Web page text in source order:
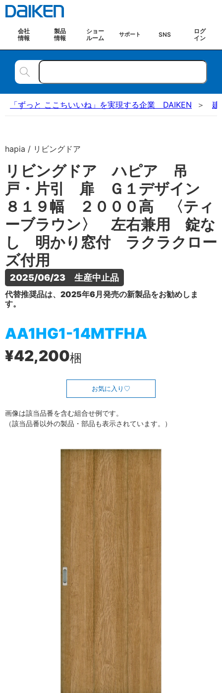
会社
情報
製品
情報
ショー
ルーム
サポート SNS
ログ
イン
「ずっと ここちいいね」を実現する企業 DAIKEN 建
hapia / リビングドア
リビングドア ハピア 吊
戸・片引 扉 Ｇ１デザイン
８１９幅 ２０００高 〈ティ
ーブラウン〉 左右兼用 錠な
し 明かり窓付 ラクラクロー
ズ付用
2025/06/23　生産中止品
代替推奨品は、2025年6月発売の新製品をお勧めしま
す。
AA1HG1-14MTFHA
¥42,200梱
お気に入り
画像は該当品番を含む組合せ例です。
（該当品番以外の製品・部品も表示されています。）